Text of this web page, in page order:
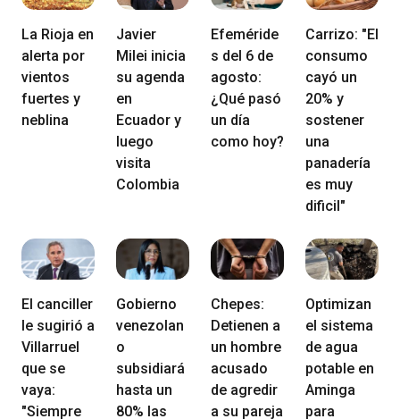
La Rioja en
alerta por
vientos
fuertes y
neblina
Javier
Milei inicia
su agenda
en
Ecuador y
luego
visita
Colombia
Efeméride
s del 6 de
agosto:
¿Qué pasó
un día
como hoy?
Carrizo: "El
consumo
cayó un
20% y
sostener
una
panadería
es muy
dificil"
El canciller
le sugirió a
Villarruel
que se
vaya:
"Siempre
Gobierno
venezolan
o
subsidiará
hasta un
80% las
Chepes:
Detienen a
un hombre
acusado
de agredir
a su pareja
Optimizan
el sistema
de agua
potable en
Aminga
para